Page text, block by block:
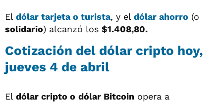
El dólar tarjeta o turista, y el dólar ahorro (o
solidario) alcanzó los $1.408,80.
Cotización del dólar cripto hoy,
jueves 4 de abril
El dólar cripto o dólar Bitcoin opera a